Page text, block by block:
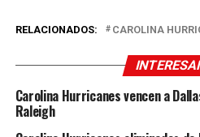
RELACIONADOS: CAROLINA
Carolina Hurricanes vencen a
Raleigh